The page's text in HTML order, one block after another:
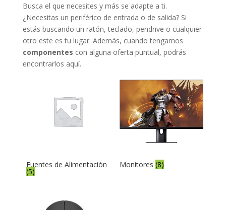
Busca el que necesites y más se adapte a ti.
¿Necesitas un periférico de entrada o de salida? Si
estás buscando un ratón, teclado, pendrive o cualquier
otro este es tu lugar. Además, cuando tengamos
componentes con alguna oferta puntual, podrás
encontrarlos aquí.
Fuentes de Alimentación
(5)
Monitores(8)